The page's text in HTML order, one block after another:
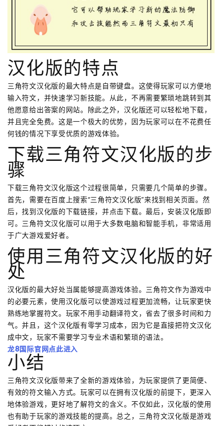
汉化版的特点
三角符文汉化版的最大特点是自带键盘。这使得玩家可以方便地
输入符文，并快速学习新技能。从此，不再需要繁琐地跳转到其
他愿意给出答案的网站。除此之外，汉化版还可以轻松地下载，
并且完全免费。这是一个极大的优势，因为玩家可以在不花费任
何钱的情况下享受优质的游戏体验。
下载三角符文汉化版的步
骤
下载三角符文汉化版这个过程很简单，只需要几个简单的步骤。
首先，需要在百度上搜索“三角符文汉化版”来找到相关页面。然
后，找到汉化版的下载链接，并点击下载。最后，安装汉化版即
可。三角符文汉化版可以用于大多数电脑和智能手机，非常适用
于广大游戏爱好者。
使用三角符文汉化版的好
处
汉化版的最大好处当属能够提高游戏体验。三角符文作为游戏中
的必要元素，使用汉化版可以使游戏过程更加流畅，让玩家更快
熟练地掌握符文。玩家不用手动翻译符文，省去了很多时间和力
气。并且，这个汉化版有零学习成本，因为它是直接把符文汉化
成中文，玩家不需要学习专业术语和繁琐的语法。
龙8国际官网点此进入
小结
三角符文汉化版带来了全新的游戏体验，为玩家提供了更简便、
有效的符文输入方式。玩家可以在拥有汉化版的前提下，更深入
地体验游戏，更好地了解符文的含义。不仅如此，汉化版的使用
也有助于玩家的游戏技能的提高。总之，三角符文汉化版是游戏